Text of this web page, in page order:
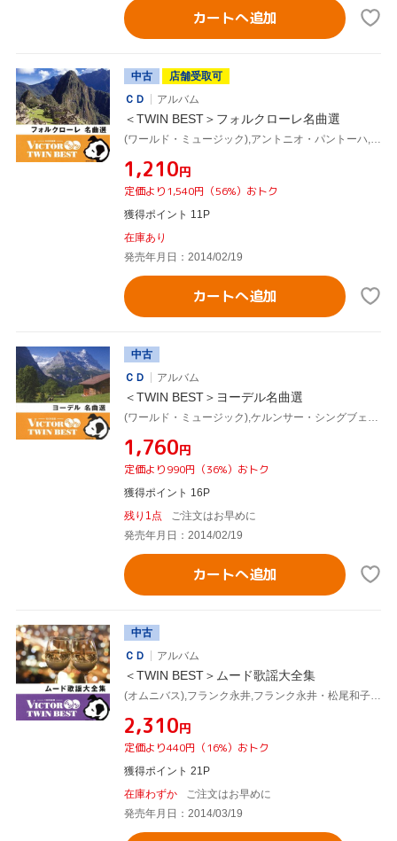
カートへ追加
中古
店舗受取可
ＣＤ
アルバム
＜TWIN BEST＞フォルクローレ名曲選
¥1,210円
定価より1,540円（56%）おトク
獲得ポイント 11P
在庫あり
発売年月日：2014/02/19
カートへ追加
中古
ＣＤ
アルバム
＜TWIN BEST＞ヨーデル名曲選
¥1,760円
定価より990円（36%）おトク
獲得ポイント 16P
残り1点
ご注文はお早めに
発売年月日：2014/02/19
カートへ追加
中古
ＣＤ
アルバム
＜TWIN BEST＞ムード歌謡大全集
(オムニバス),フランク永井,フランク永井・松尾和子,松尾和子,沢たまき,青江三奈,ロミ山田,佐良直美
¥2,310円
定価より440円（16%）おトク
獲得ポイント 21P
在庫わずか
ご注文はお早めに
発売年月日：2014/03/19